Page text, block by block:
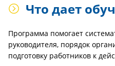
Что дает
Программа помогает
руководителя, порядок
подготовку работников к